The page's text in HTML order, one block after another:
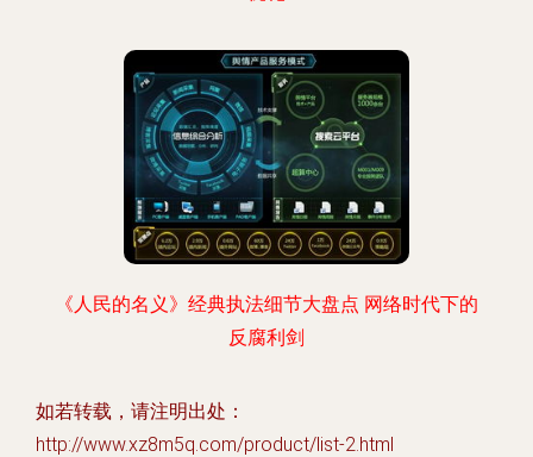
《人民的名义》经典执法细节大盘点 网络时代下的
反腐利剑
如若转载，请注明出处：
http://www.xz8m5q.com/product/list-2.html